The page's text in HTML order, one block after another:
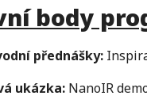
body
přednášky:
ukázka: NanoIR